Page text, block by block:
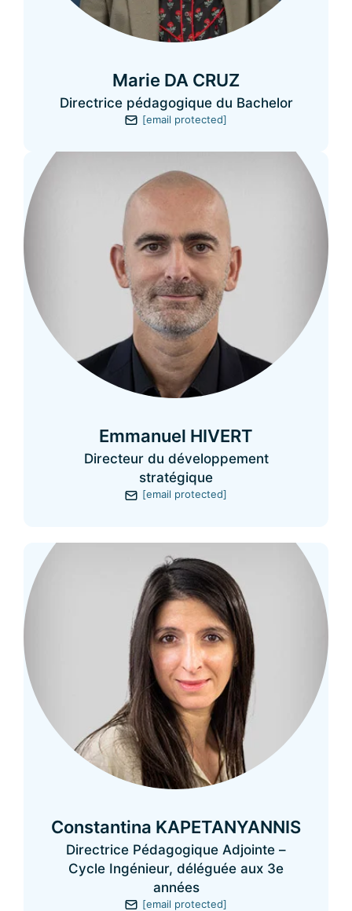
Marie DA CRUZ
Directrice pédagogique du Bachelor
[email protected]
Emmanuel HIVERT
Directeur du développement
stratégique
[email protected]
Constantina KAPETANYANNIS
Directrice Pédagogique Adjointe –
Cycle Ingénieur, déléguée aux 3e
années
[email protected]